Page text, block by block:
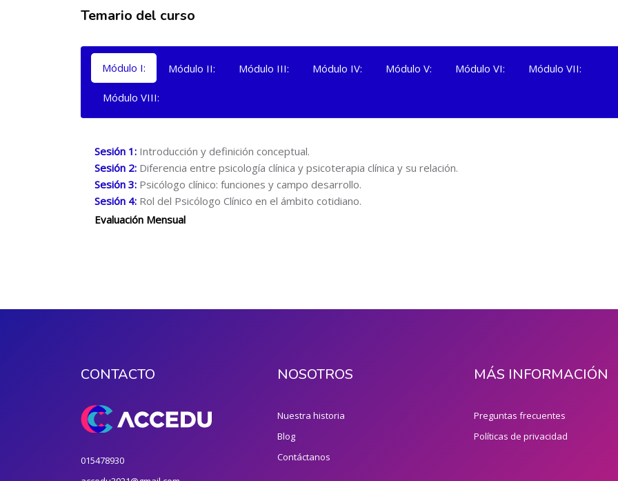
Salta [Cocoon] Tabs
Temario del curso
Módulo I: Módulo II: Módulo III: Módulo IV: Módulo V: Módulo VI: Módulo VII:
Módulo VIII:
Sesión 1: Introducción y definición conceptual.
Sesión 2: Diferencia entre psicología clínica y psicoterapia clínica y su relación.
Sesión 3: Psicólogo clínico: funciones y campo desarrollo.
Sesión 4: Rol del Psicólogo Clínico en el ámbito cotidiano.
Evaluación Mensual
CONTACTO
015478930
NOSOTROS
Nuestra historia
Blog
Contáctanos
MÁS INFORMACIÓN
Preguntas frecuentes
Políticas de privacidad